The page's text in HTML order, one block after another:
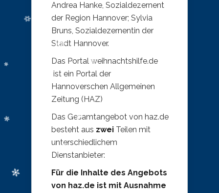
Andrea Hanke, Sozialdezernent
der Region Hannover; Sylvia
Bruns, Sozialdezernentin der
Stadt Hannover.
Das Portal weihnachtshilfe.de
ist ein Portal der
Hannoverschen Allgemeinen
Zeitung (HAZ)
Das Gesamtangebot von haz.de
besteht aus zwei Teilen mit
unterschiedlichem
Dienstanbieter:
Für die Inhalte des Angebots
von haz.de ist mit Ausnahme